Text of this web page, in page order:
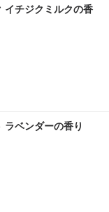
イチジクミルクの香
ラベンダーの香り